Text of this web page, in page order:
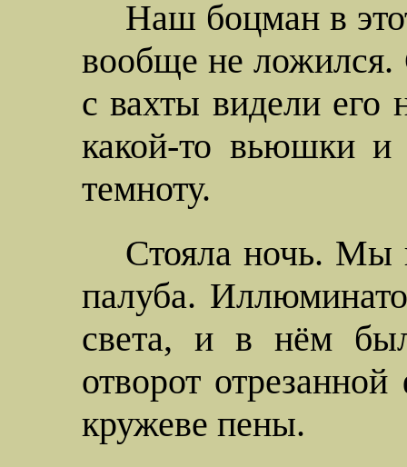
Наш боцман в
вообще не
с вахты видели его
какой-то вьюшки и
темноту.
Стояла ночь. Мы
палуба.
света, и в нём
отворот
кружеве пены.